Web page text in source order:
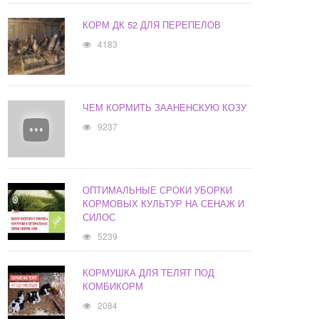
КОРМ ДК 52 ДЛЯ ПЕРЕПЕЛОВ
4183
ЧЕМ КОРМИТЬ ЗААНЕНСКУЮ КОЗУ
9237
ОПТИМАЛЬНЫЕ СРОКИ УБОРКИ
КОРМОВЫХ КУЛЬТУР НА СЕНАЖ И
СИЛОС
5239
КОРМУШКА ДЛЯ ТЕЛЯТ ПОД
КОМБИКОРМ
2084